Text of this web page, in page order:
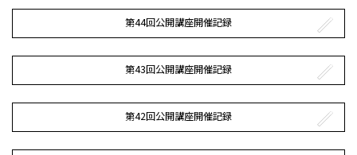
第44回公開講座開催記録
第43回公開講座開催記録
第42回公開講座開催記録